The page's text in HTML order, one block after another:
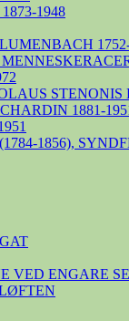
1948
STENONIS
1881-
1856),
VED ENGARE